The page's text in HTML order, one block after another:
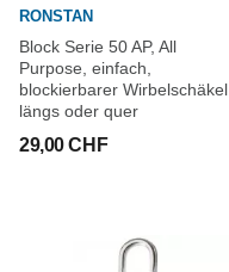
RONSTAN
Block Serie 50 AP, All
Purpose, einfach,
blockierbarer Wirbelschäkel
längs oder quer
29,00 CHF